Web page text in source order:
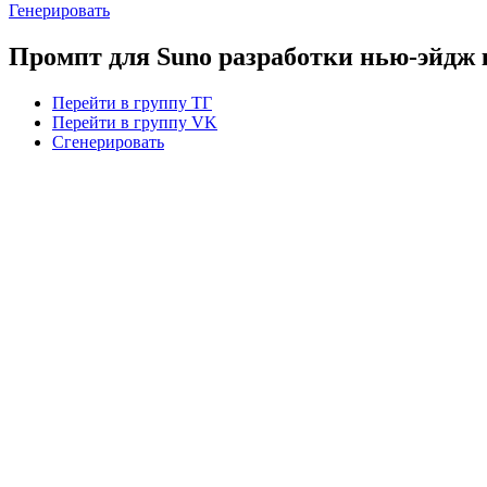
Генерировать
Промпт для Suno разработки нью-эйдж
Перейти в группу ТГ
Перейти в группу VK
Сгенерировать